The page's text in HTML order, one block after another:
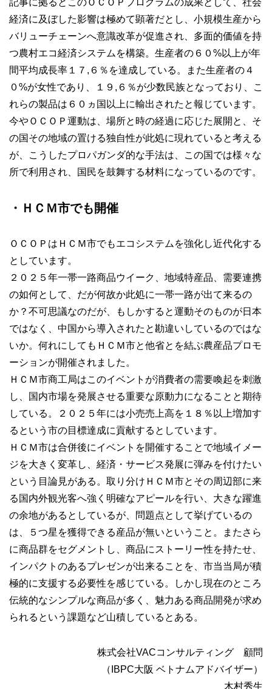
記事に拠るとこのＯＣＯＰプログラムの成果として、社会
経済に及ぼした影響は極めて顕著だとし、小規模生産から
バリューチェーンへ意識改革が促進され、多面的価値を持
つ農村エコ経済システムを構築。生産者の６０%以上が年
間平均成長率１７,６％を達成している。また生産者の４
０%が女性であり、１９,６％が少数民族となっており、こ
れらの製品は６０ヵ国以上に輸出されたと報じています。
今やＯＣＯＰ運動は、場所と時の経過に応じた展開と、そ
の国その地域の置ける独自性が此処に現れていると考える
が、こうしたプロパガンダ的な手法は、この国では様々な
所で利用され、国民を鼓舞する材料になっているのです。
・ＨＣＭ市でも開催
ＯＣＯＰはＨＣＭ市でもエコシステムを強化し近代化する
としています。
２０２５年一帯一路商品ウイーク、地域特産品、需要連携
の如何として、だが何故か此処に一帯一路が出て来るの
か？不可思議なのだが、もしかすると運動そのものが日本
ではなく、中国から導入されたと勘違いしているのではな
いか。何れにしてもＨＣＭ市と他省とを結ぶ農産品プロモ
ーションが開催されました。
ＨＣＭ市商工局はこのイベントが消費者の需要喚起を刺激
し、国内市場を発展させる重要な原動力になることと期待
している。２０２５年には小売売上高を１８％以上増加す
るという市の目標達成に貢献するとしています。
ＨＣＭ市は合併後にイベントを開催することで地域イメー
ジを大きく変革し、経済・サービス発展に弾みを付けたい
という目論見がある。取り分けＨＣＭ市とその周辺部に来
る国内外観光客へ強く明確なアピールを行い、大きな躍進
の余地があるとしているが、問題点として挙げているの
は、５つ星を獲得できる産品が無いということ。またさら
に商品群をセグメントし、商品にストーリー性を持たせ、
インパクトのあるプレゼンが出来ることを、市当当局が積
極的に支援する必要性を感じている。しかし現在のところ
伝統的なシンプルな商品が多く、魅力ある商品開発が求め
られるという課題など山積しているとある。
株式会社VACコンサルティング 顧問
（IBPC大阪 ベトナムアドバイザー）
木村秀生